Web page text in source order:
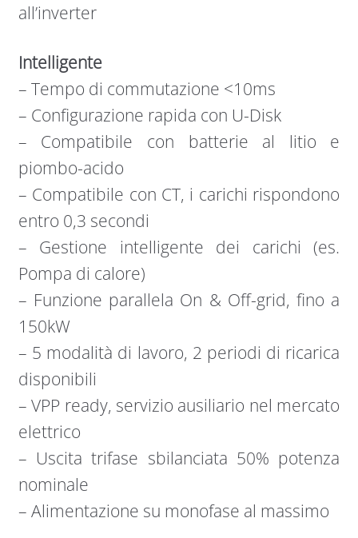
all’inverter
Intelligente
– Tempo di commutazione <10ms
– Configurazione rapida con U-Disk
– Compatibile con batterie al litio e
piombo-acido
– Compatibile con CT, i carichi rispondono
entro 0,3 secondi
– Gestione intelligente dei carichi (es.
Pompa di calore)
– Funzione parallela On & Off-grid, fino a
150kW
– 5 modalità di lavoro, 2 periodi di ricarica
disponibili
– VPP ready, servizio ausiliario nel mercato
elettrico
– Uscita trifase sbilanciata 50% potenza
nominale
– Alimentazione su monofase al massimo